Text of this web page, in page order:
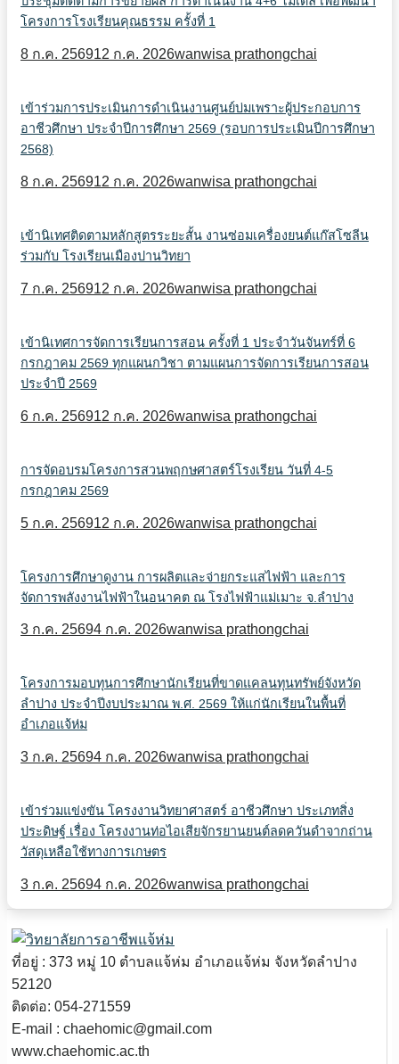
โครงการโรงเรียนคุณธรรม ครั้งที่ 1
8 ก.ค. 256912 ก.ค. 2026wanwisa prathongchai
เข้าร่วมการประเมินการดำเนินงานศูนย์บ่มเพราะผู้ประกอบการ
อาชีวศึกษา ประจำปีการศึกษา 2569 (รอบการประเมินปีการศึกษา
2568)
8 ก.ค. 256912 ก.ค. 2026wanwisa prathongchai
เข้านิเทศติดตามหลักสูตรระยะสั้น งานซ่อมเครื่องยนต์แก๊สโซลีน
ร่วมกับ โรงเรียนเมืองปานวิทยา
7 ก.ค. 256912 ก.ค. 2026wanwisa prathongchai
เข้านิเทศการจัดการเรียนการสอน ครั้งที่ 1 ประจำวันจันทร์ที่ 6
กรกฎาคม 2569 ทุกแผนกวิชา ตามแผนการจัดการเรียนการสอน
ประจำปี 2569
6 ก.ค. 256912 ก.ค. 2026wanwisa prathongchai
การจัดอบรมโครงการสวนพฤกษศาสตร์โรงเรียน วันที่ 4-5
กรกฎาคม 2569
5 ก.ค. 256912 ก.ค. 2026wanwisa prathongchai
โครงการศึกษาดูงาน การผลิตและจ่ายกระแสไฟฟ้า และการ
จัดการพลังงานไฟฟ้าในอนาคต ณ โรงไฟฟ้าแม่เมาะ จ.ลำปาง
3 ก.ค. 25694 ก.ค. 2026wanwisa prathongchai
โครงการมอบทุนการศึกษานักเรียนที่ขาดแคลนทุนทรัพย์จังหวัด
ลำปาง ประจำปีงบประมาณ พ.ศ. 2569 ให้แก่นักเรียนในพื้นที่
อำเภอแจ้ห่ม
3 ก.ค. 25694 ก.ค. 2026wanwisa prathongchai
เข้าร่วมแข่งขัน โครงงานวิทยาศาสตร์ อาชีวศึกษา ประเภทสิ่ง
ประดิษฐ์ เรื่อง โครงงานท่อไอเสียจักรยานยนต์ลดควันดำจากถ่าน
วัสดุเหลือใช้ทางการเกษตร
3 ก.ค. 25694 ก.ค. 2026wanwisa prathongchai
ที่อยู่ : 373 หมู่ 10 ตำบลแจ้ห่ม อำเภอแจ้ห่ม จังหวัดลำปาง
52120
ติดต่อ: 054-271559
E-mail : chaehomic@gmail.com
www.chaehomic.ac.th